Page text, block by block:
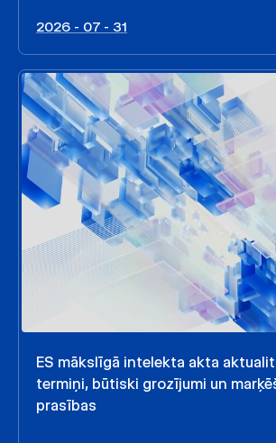
2026 - 07 - 31
ES mākslīgā intelekta akta
termiņi, būtiski grozījumi un
prasības